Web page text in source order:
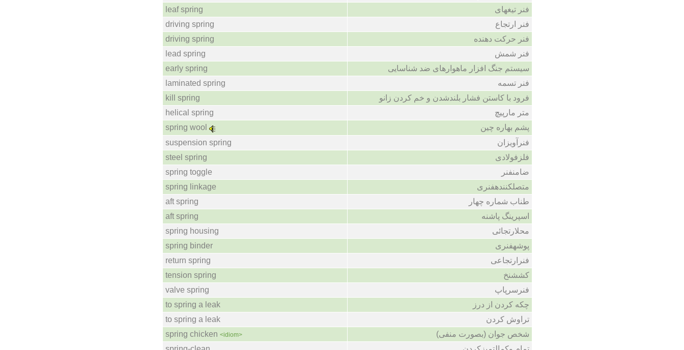
leaf spring
فنر تیغهای
driving spring
فنر ارتجاع
driving spring
فنر حرکت دهنده
lead spring
فنر شمش
early spring
سیستم جنگ افزار ماهوارهای ضد شناسایی
laminated spring
فنر تسمه
kill spring
فرود با کاستن فشار بلندشدن و خم کردن زانو
helical spring
متر مارپیچ
spring wool
پشم بهاره چین
suspension spring
فنرآویزان
steel spring
فلزفولادی
spring toggle
ضامنفنر
spring linkage
متصلکنندهفنری
aft spring
طناب شماره چهار
aft spring
اسپرینگ پاشنه
spring housing
محلارتجائی
spring binder
پوشهفنری
return spring
فنرارتجاعی
tension spring
کششنخ
valve spring
فنرسرپاپ
to spring a leak
چکه کردن از درز
to spring a leak
تراوش کردن
spring chicken <idiom>
شخص جوان (بصورت منفی)